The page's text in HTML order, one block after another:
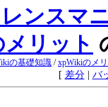
ンスマ
リット
の基礎知識 /xpWikiのメリ
[ 差分| バ